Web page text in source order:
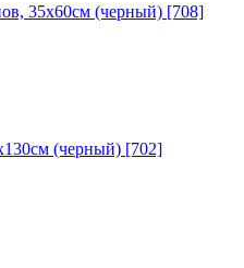
35х60см (черный) [708]
(черный) [702]